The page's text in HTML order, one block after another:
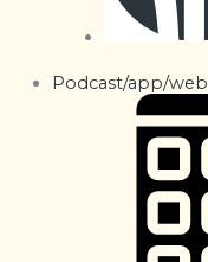
Podcast/app/web